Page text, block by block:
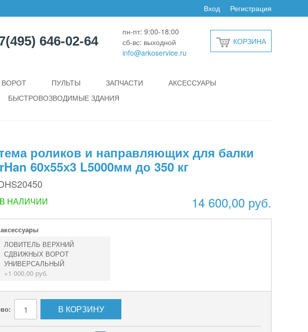
Регистрация
Вход
646-02-64
пн-пт: 9:00-18:00
сб-вс: выходной
info@arkoservice.ru
КОРЗИНА
ВОРОТ ПУЛЬТЫ ЗАПЧАСТИ
АКСЕССУАРЫ
БЫСТРОВОЗВОДИМЫЕ ЗДАНИЯ
роликов и направляющих для балки
60х55х3 L5000мм до 350 кг
14 600,00 руб.
НАЛИЧИИ
ЛОВИТЕЛЬ ВЕРХНИЙ
СДВИЖНЫХ ВОРОТ
УНИВЕРСАЛЬНЫЙ
+1 000,00 руб.
В КОРЗИНУ